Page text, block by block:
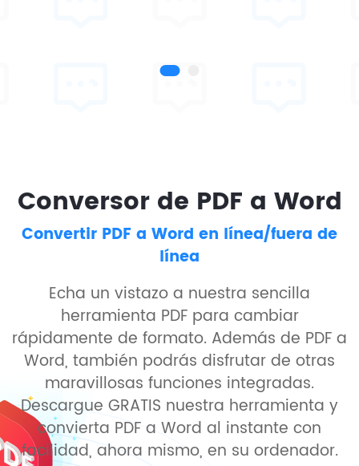
Conversor de PDF a Word
Convertir PDF a Word en línea/fuera de
línea
Echa un vistazo a nuestra sencilla
herramienta PDF para cambiar
rápidamente de formato. Además de PDF a
Word, también podrás disfrutar de otras
maravillosas funciones integradas.
Descargue GRATIS nuestra herramienta y
convierta PDF a Word al instante con
facilidad, ahora mismo, en su ordenador.